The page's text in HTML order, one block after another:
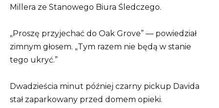
Millera ze Stanowego Biura Śledczego.
„Proszę przyjechać do Oak Grove” — powiedział
zimnym głosem. „Tym razem nie będą w stanie
tego ukryć.”
Dwadzieścia minut później czarny pickup Davida
stał zaparkowany przed domem opieki.